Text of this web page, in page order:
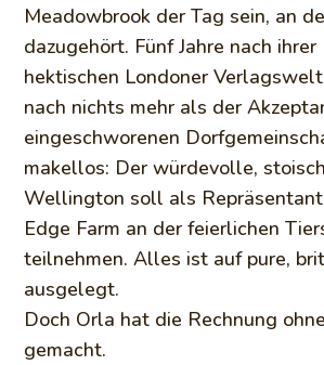
Meadowbrook der Tag sein, an
dazugehört. Fünf Jahre nach
hektischen Londoner
nach nichts mehr als der
eingeschworenen
makellos: Der würdevolle,
Wellington soll als Repräsentant
Edge Farm an der feierlichen
teilnehmen. Alles ist auf pure,
ausgelegt.
Doch Orla hat die Rechnung
gemacht.